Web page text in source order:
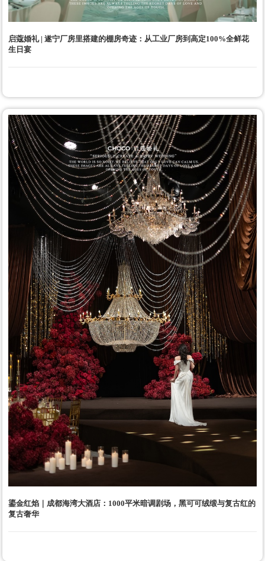
启蔻婚礼 | 遂宁厂房里搭建的棚房奇迹：从工业厂房到高定100%全鲜花
生日宴
鎏金红焰｜成都海湾大酒店：1000平米暗调剧场，黑可可绒缎与复古红的
复古奢华